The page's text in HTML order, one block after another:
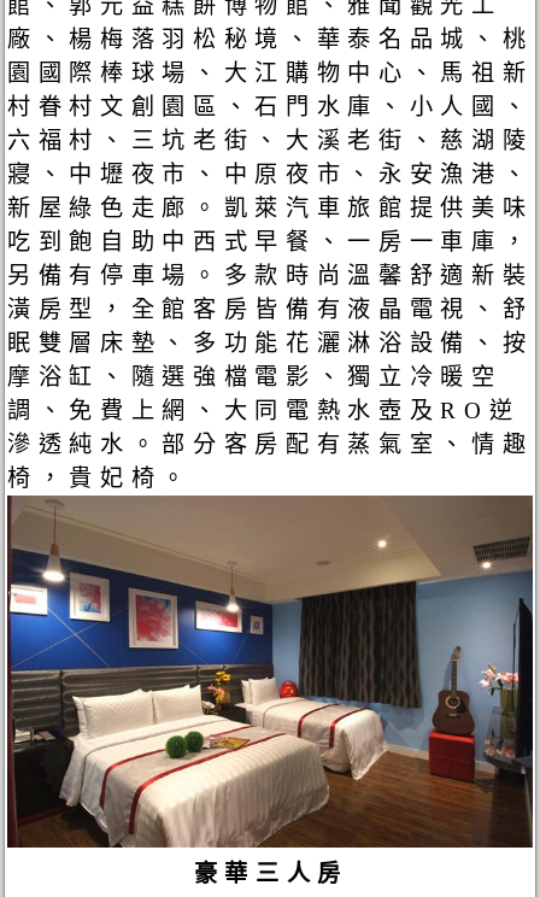
館、郭元益糕餅博物館、雅聞觀光工
廠、楊梅落羽松秘境、華泰名品城、桃
園國際棒球場、大江購物中心、馬祖新
村眷村文創園區、石門水庫、小人國、
六福村、三坑老街、大溪老街、慈湖陵
寢、中壢夜市、中原夜市、永安漁港、
新屋綠色走廊。凱萊汽車旅館提供美味
吃到飽自助中西式早餐、一房一車庫，
另備有停車場。多款時尚溫馨舒適新裝
潢房型，全館客房皆備有液晶電視、舒
眠雙層床墊、多功能花灑淋浴設備、按
摩浴缸、隨選強檔電影、獨立冷暖空
調、免費上網、大同電熱水壺及RO逆
滲透純水。部分客房配有蒸氣室、情趣
椅，貴妃椅。
豪華三人房